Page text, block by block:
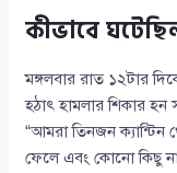
কীভাবে
মঙ্গলবার রাত ১২টার
হঠাৎ হামলার শিকার
“আমরা তিনজন
ফেলে এবং কোনো কিছু না